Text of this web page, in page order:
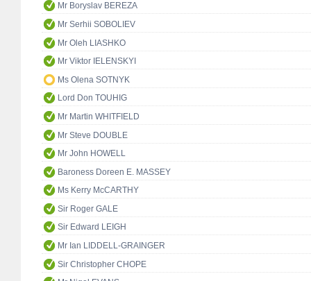
Mr Boryslav BEREZA
Mr Serhii SOBOLIEV
Mr Oleh LIASHKO
Mr Viktor IELENSKYI
Ms Olena SOTNYK
Lord Don TOUHIG
Mr Martin WHITFIELD
Mr Steve DOUBLE
Mr John HOWELL
Baroness Doreen E. MASSEY
Ms Kerry McCARTHY
Sir Roger GALE
Sir Edward LEIGH
Mr Ian LIDDELL-GRAINGER
Sir Christopher CHOPE